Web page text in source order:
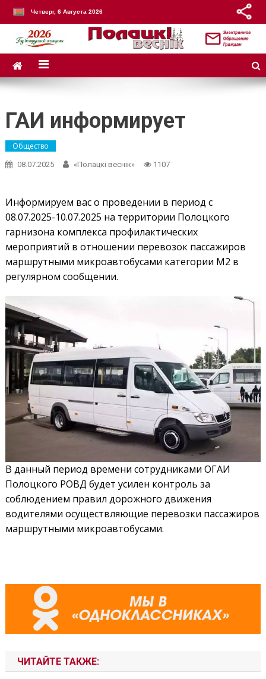
Четверг, 6 Августа 2026
ГАИ информирует
Общество
08.07.2025 «Полацкі веснік» 1107
Информируем вас о проведении в период с
08.07.2025-10.07.2025 на территории Полоцкого
гарнизона комплекса профилактических
мероприятий в отношении перевозок пассажиров
маршрутными микроавтобусами категории M2 в
регулярном сообщении.
В данный период времени сотрудниками ОГАИ
Полоцкого РОВД будет усилен контроль за
соблюдением правил дорожного движения
водителями осуществляющие перевозки пассажиров
маршрутными микроавтобусами.
ЧИТАЙТЕ ТАКЖЕ: